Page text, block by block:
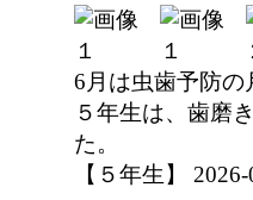
6月は虫歯予防の
５年生は、歯磨
た。
【５年生】